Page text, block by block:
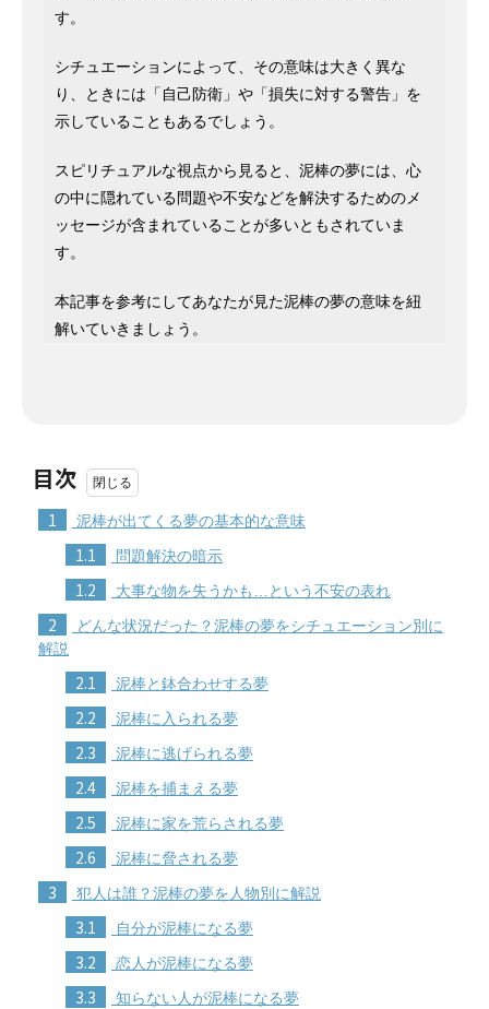
す。
シチュエーションによって、その意味は大きく異な
り、ときには「自己防衛」や「損失に対する警告」を
示していることもあるでしょう。
スピリチュアルな視点から見ると、泥棒の夢には、心
の中に隠れている問題や不安などを解決するためのメ
ッセージが含まれていることが多いともされていま
す。
本記事を参考にしてあなたが見た泥棒の夢の意味を紐
解いていきましょう。
目次
1 泥棒が出てくる夢の基本的な意味
1.1 問題解決の暗示
1.2 大事な物を失うかも…という不安の表れ
2
どんな状況だった？泥棒の夢をシチュエーション別に
解説
2.1 泥棒と鉢合わせする夢
2.2 泥棒に入られる夢
2.3 泥棒に逃げられる夢
2.4 泥棒を捕まえる夢
2.5 泥棒に家を荒らされる夢
2.6 泥棒に脅される夢
3 犯人は誰？泥棒の夢を人物別に解説
3.1 自分が泥棒になる夢
3.2 恋人が泥棒になる夢
3.3 知らない人が泥棒になる夢